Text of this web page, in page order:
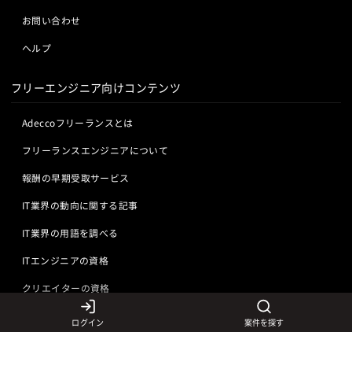
お問い合わせ
ヘルプ
フリーエンジニア向けコンテンツ
Adeccoフリーランスとは
フリーランスエンジニアについて
報酬の早期受取サービス
IT業界の動向に関する記事
IT業界の用語を調べる
ITエンジニアの資格
クリエイターの資格
言語から探す
ログイン 案件を探す